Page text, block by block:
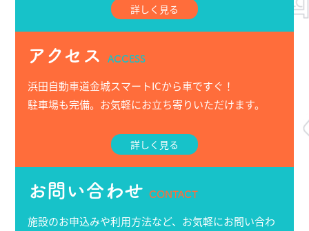
詳しく見る
アクセス ACCESS
浜田自動車道金城スマートICから車ですぐ！
駐車場も完備。お気軽にお立ち寄りいただけます。
詳しく見る
お問い合わせCONTACT
施設のお申込みや利用方法など、お気軽にお問い合わ